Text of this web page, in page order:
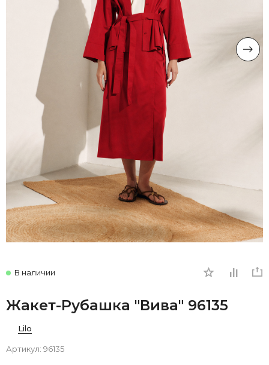
В наличии
Жакет-Рубашка "Вива" 96135
Lilo
Артикул: 96135